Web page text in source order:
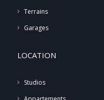
Terrains
Garages
LOCATION
Studios